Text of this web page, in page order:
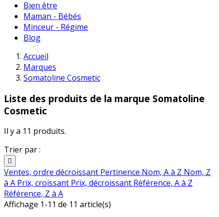
Bien être
Maman - Bébés
Minceur - Régime
Blog
Accueil
Marques
Somatoline Cosmetic
Liste des produits de la marque Somatoline
Cosmetic
Il y a 11 produits.
Trier par :

Ventes, ordre décroissant Pertinence Nom, A à Z Nom, Z
à A Prix, croissant Prix, décroissant Référence, A à Z
Référence, Z à A
Affichage 1-11 de 11 article(s)